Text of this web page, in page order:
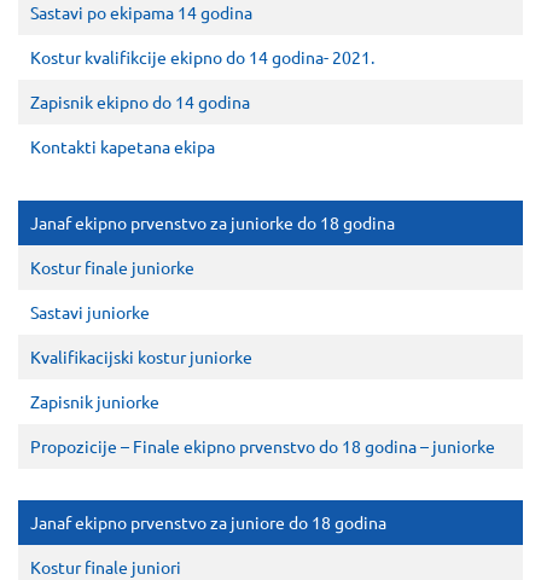
Sastavi po ekipama 14 godina
Kostur kvalifikcije ekipno do 14 godina- 2021.
Zapisnik ekipno do 14 godina
Kontakti kapetana ekipa
Janaf ekipno prvenstvo za juniorke do 18 godina
Kostur finale juniorke
Sastavi juniorke
Kvalifikacijski kostur juniorke
Zapisnik juniorke
Propozicije – Finale ekipno prvenstvo do 18 godina – juniorke
Janaf ekipno prvenstvo za juniore do 18 godina
Kostur finale juniori